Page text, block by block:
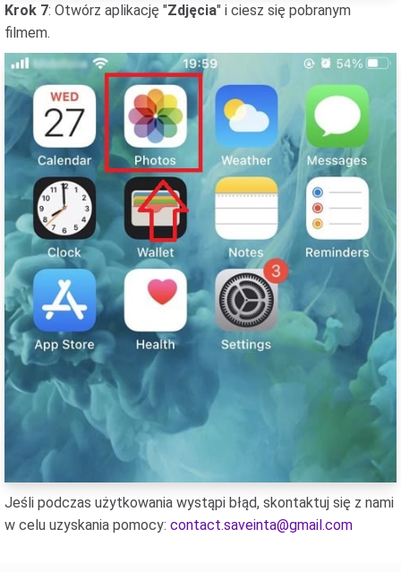
Krok 7: Otwórz aplikację "Zdjęcia" i ciesz się pobranym
filmem.
Jeśli podczas użytkowania wystąpi błąd, skontaktuj się z nami
w celu uzyskania pomocy: contact.saveinta@gmail.com